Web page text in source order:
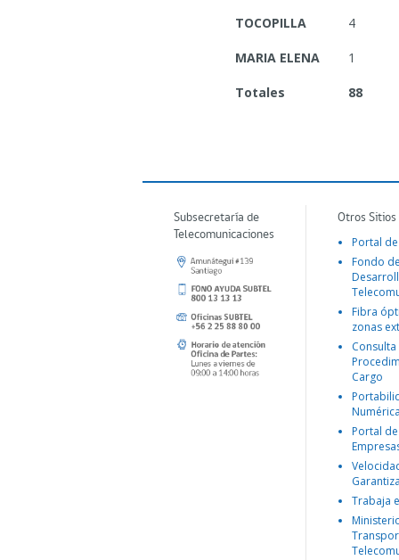
TOCOPILLA 4
MARIA ELENA 1
Totales 88
Subsecretaría de
Telecomunicaciones
Otros
Portal
Fondo
Fibra
zonas
Consulta
Cargo
Portal
Trabaja